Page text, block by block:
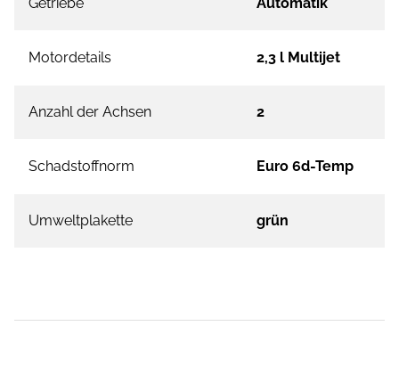
Motordetails 2,3 l Multijet
Anzahl der Achsen 2
Schadstoffnorm Euro 6d-Temp
Umweltplakette grün